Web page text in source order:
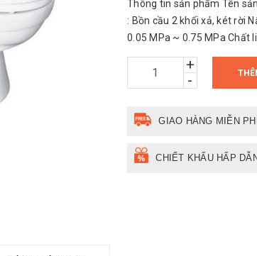
Thông tin sản phẩm Tên
: Bồn cầu 2 khối xả, két rời
0.05 MPa ~ 0.75 MPa Chất
+
-
GIAO HÀNG MIỄN PHÍ
CHIẾT KHẤU HẤP